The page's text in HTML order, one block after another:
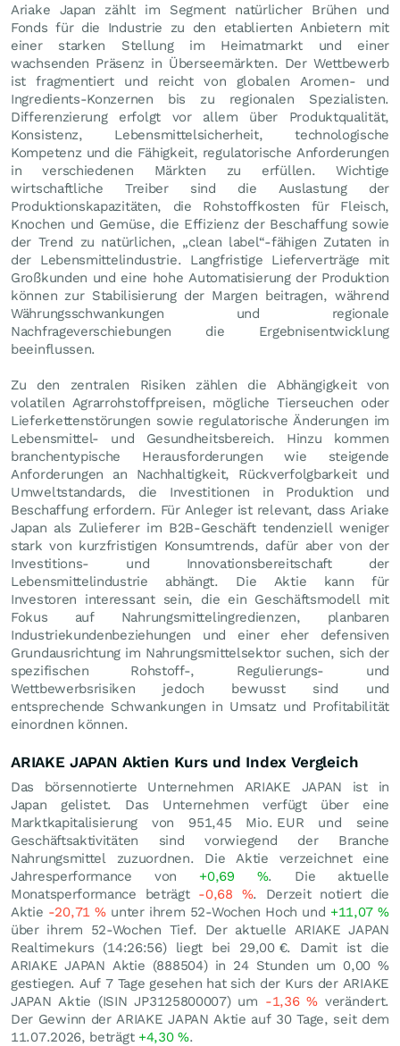
Ariake Japan zählt im Segment natürlicher Brühen und
Fonds für die Industrie zu den etablierten Anbietern mit
einer starken Stellung im Heimatmarkt und einer
wachsenden Präsenz in Überseemärkten. Der Wettbewerb
ist fragmentiert und reicht von globalen Aromen- und
Ingredients-Konzernen bis zu regionalen Spezialisten.
Differenzierung erfolgt vor allem über Produktqualität,
Konsistenz, Lebensmittelsicherheit, technologische
Kompetenz und die Fähigkeit, regulatorische Anforderungen
in verschiedenen Märkten zu erfüllen. Wichtige
wirtschaftliche Treiber sind die Auslastung der
Produktionskapazitäten, die Rohstoffkosten für Fleisch,
Knochen und Gemüse, die Effizienz der Beschaffung sowie
der Trend zu natürlichen, „clean label“-fähigen Zutaten in
der Lebensmittelindustrie. Langfristige Lieferverträge mit
Großkunden und eine hohe Automatisierung der Produktion
können zur Stabilisierung der Margen beitragen, während
Währungsschwankungen und regionale
Nachfrageverschiebungen die Ergebnisentwicklung
beeinflussen.
Zu den zentralen Risiken zählen die Abhängigkeit von
volatilen Agrarrohstoffpreisen, mögliche Tierseuchen oder
Lieferkettenstörungen sowie regulatorische Änderungen im
Lebensmittel- und Gesundheitsbereich. Hinzu kommen
branchentypische Herausforderungen wie steigende
Anforderungen an Nachhaltigkeit, Rückverfolgbarkeit und
Umweltstandards, die Investitionen in Produktion und
Beschaffung erfordern. Für Anleger ist relevant, dass Ariake
Japan als Zulieferer im B2B-Geschäft tendenziell weniger
stark von kurzfristigen Konsumtrends, dafür aber von der
Investitions- und Innovationsbereitschaft der
Lebensmittelindustrie abhängt. Die Aktie kann für
Investoren interessant sein, die ein Geschäftsmodell mit
Fokus auf Nahrungsmittelingredienzen, planbaren
Industriekundenbeziehungen und einer eher defensiven
Grundausrichtung im Nahrungsmittelsektor suchen, sich der
spezifischen Rohstoff-, Regulierungs- und
Wettbewerbsrisiken jedoch bewusst sind und
entsprechende Schwankungen in Umsatz und Profitabilität
einordnen können.
ARIAKE JAPAN Aktien Kurs und Index Vergleich
Das börsennotierte Unternehmen ARIAKE JAPAN ist in
Japan gelistet. Das Unternehmen verfügt über eine
Marktkapitalisierung von 951,45 Mio. EUR und seine
Geschäftsaktivitäten sind vorwiegend der Branche
Nahrungsmittel zuzuordnen. Die Aktie verzeichnet eine
Jahresperformance von +0,69 %. Die aktuelle
Monatsperformance beträgt -0,68 %. Derzeit notiert die
Aktie -20,71%unter ihrem 52-Wochen Hoch und +11,07%
über ihrem 52-Wochen Tief. Der aktuelle ARIAKE JAPAN
Realtimekurs (14:26:56) liegt bei 29,00 €. Damit ist die
ARIAKE JAPAN Aktie (888504) in 24 Stunden um 0,00%
gestiegen. Auf 7 Tage gesehen hat sich der Kurs der ARIAKE
JAPAN Aktie (ISIN JP3125800007) um -1,36% verändert.
Der Gewinn der ARIAKE JAPAN Aktie auf 30 Tage, seit dem
11.07.2026, beträgt +4,30%.